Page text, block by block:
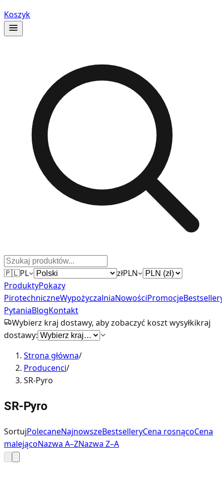
Koszyk
🇵🇱PL złPLN
ProduktyPokazy
PirotechniczneWypożyczalniaNowościPromocje
PytaniaBlogKontakt
Wybierz kraj dostawy, aby zobaczyć koszt wysyłkikraj
dostawy:
Strona główna/
Producenci/
SR-Pyro
SR-Pyro
SortujPolecaneNajnowszeBestselleryCena rosnącoCena
malejącoNazwa A–ZNazwa Z–A